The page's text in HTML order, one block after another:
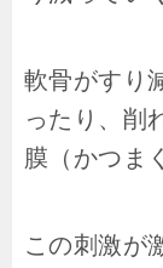
軟骨がすり
ったり、削
膜（かつま
この刺激が